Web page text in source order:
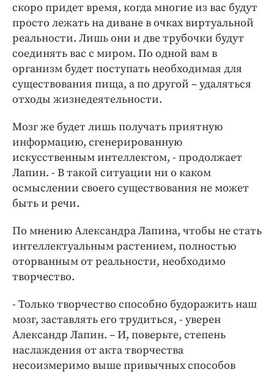
скоро придет время, когда многие из вас будут
просто лежать на диване в очках виртуальной
реальности. Лишь они и две трубочки будут
соединять вас с миром. По одной вам в
организм будет поступать необходимая для
существования пища, а по другой – удаляться
отходы жизнедеятельности.
Мозг же будет лишь получать приятную
информацию, сгенерированную
искусственным интеллектом, - продолжает
Лапин. - В такой ситуации ни о каком
осмыслении своего существования не может
быть и речи.
По мнению Александра Лапина, чтобы не стать
интеллектуальным растением, полностью
оторванным от реальности, необходимо
творчество.
- Только творчество способно будоражить наш
мозг, заставлять его трудиться, - уверен
Александр Лапин. – И, поверьте, степень
наслаждения от акта творчества
несоизмеримо выше привычных способов